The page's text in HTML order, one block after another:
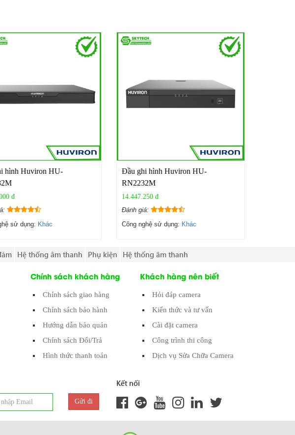
hình Huviron HU-
đ
sử dụng: Khác
Đầu ghi hình Huviron HU-
RN2232M
14.447.250 đ
Đánh giá:
Công nghệ sử dụng: Khác
Hệ thống âm thanh Phụ kiện Hệ thống âm thanh
Chính sách khách hàng
Chính sách giao hàng
Chính sách bảo hành
Hướng dẫn bảo quản
Chính sách Đổi/Trả
Hình thức thanh toán
Khách hàng nên biết
Hỏi đáp camera
Kiến thức và tư vấn
Cài đặt camera
Công trình thi công
Dịch vụ Sửa Chữa Camera
Kết nối